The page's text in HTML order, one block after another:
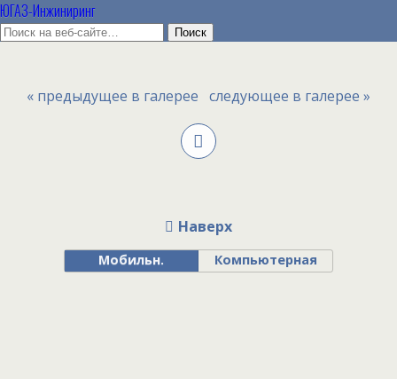
ЮГАЗ-Инжиниринг
« предыдущее в галерее следующее в галерее »
Наверх
Мобильн. Компьютерная